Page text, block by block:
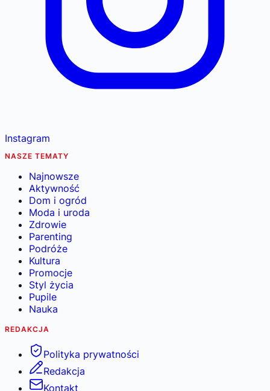
Instagram
NASZE TEMATY
Najnowsze
Aktywność
Dom i ogród
Moda i uroda
Zdrowie
Parenting
Podróże
Kultura
Promocje
Styl życia
Pupile
Nauka
REDAKCJA
Polityka prywatności
Redakcja
Kontakt